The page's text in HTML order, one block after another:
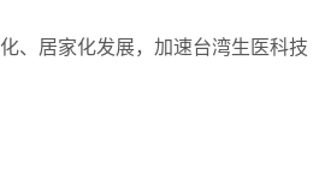
、居家化发展，加速台湾生医科技